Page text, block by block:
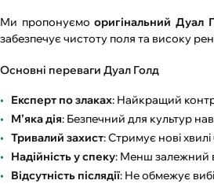
Ми пропонуємооригінальний Дуал
забезпечує чистоту поля та високу
Основні переваги Дуал Голд
Експерт по злаках: Найкращий
М’яка дія: Безпечний для культур
Тривалий захист: Стримує нові
Надійність у спеку: Менш залежний
Відсутність післядії: Не обмежує